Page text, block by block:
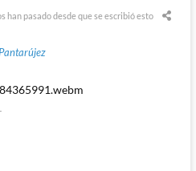
han pasado desde que se escribió esto